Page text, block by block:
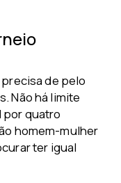
de pelo
Não há limite
por quatro
homem-mulher
ter igual